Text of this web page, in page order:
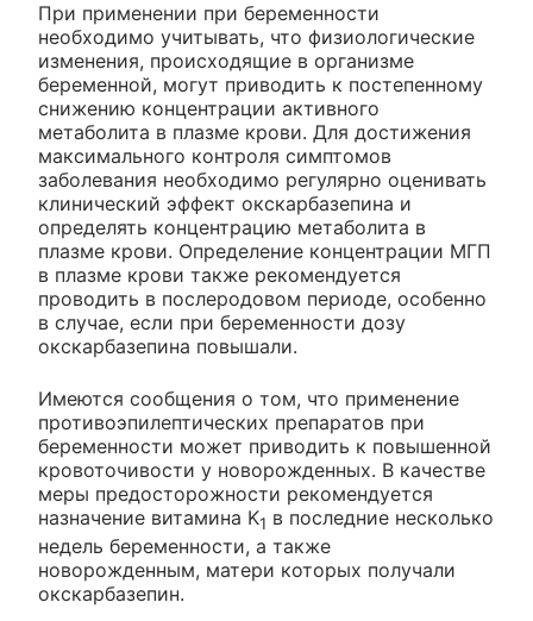
При применении при беременности
необходимо учитывать, что физиологические
изменения, происходящие в организме
беременной, могут приводить к постепенному
снижению концентрации активного
метаболита в плазме крови. Для достижения
максимального контроля симптомов
заболевания необходимо регулярно оценивать
клинический эффект окскарбазепина и
определять концентрацию метаболита в
плазме крови. Определение концентрации МГП
в плазме крови также рекомендуется
проводить в послеродовом периоде, особенно
в случае, если при беременности дозу
окскарбазепина повышали.
Имеются сообщения о том, что применение
противоэпилептических препаратов при
беременности может приводить к повышенной
кровоточивости у новорожденных. В качестве
меры предосторожности рекомендуется
назначение витамина K1 в последние несколько
недель беременности, а также
новорожденным, матери которых получали
окскарбазепин.